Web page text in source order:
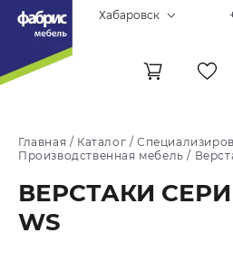
Хабаровск
Главная / Каталог /
Производственная мебель /
ВЕРСТАКИ
WS